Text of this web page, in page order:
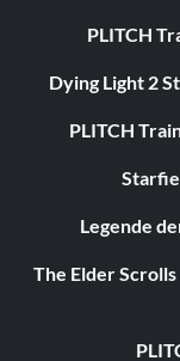
PLITCH
Dying Light 2
PLITCH
Legende
The Elder